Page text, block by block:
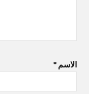
الاسم *